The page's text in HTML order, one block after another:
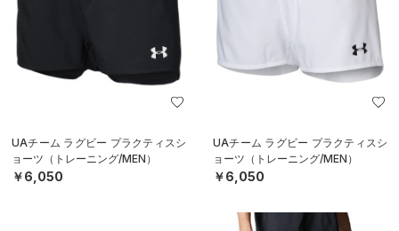
UAチーム ラグビー プラクティスシ
ョーツ（トレーニング/MEN）
￥6,050
UAチーム ラグビー プラクティスシ
ョーツ（トレーニング/MEN）
￥6,050